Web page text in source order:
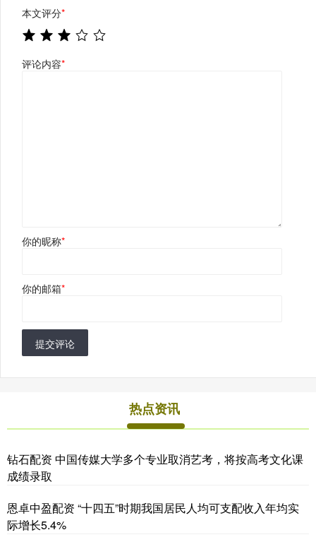
本文评分*
评论内容*
你的昵称*
你的邮箱*
提交评论
热点资讯
钻石配资 中国传媒大学多个专业取消艺考，将按高考文化课
成绩录取
恩卓中盈配资 “十四五”时期我国居民人均可支配收入年均实
际增长5.4%